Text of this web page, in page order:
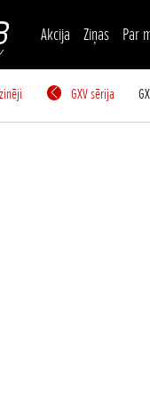
Akcija Ziņas Par
GXV sērija